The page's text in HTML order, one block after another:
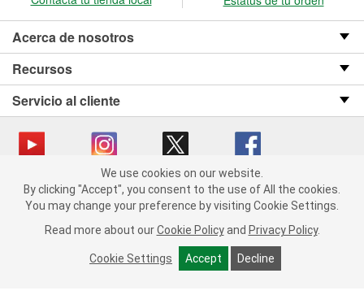
We use cookies on our website. By clicking "Accept", you consent
to the use of All the cookies.
You may change your preference by visiting Cookie Settings.
Read more about our Cookie Policy and Privacy Policy.
Cookie Settings Accept Decline
Acerca de nosotros
Recursos
Servicio al cliente
Copyright © 2008-2026 O’Reilly Auto Parts v OST_3.2.0.0.729 (3) cv1361
catalog_main
Política de privacidad
Ley de transparencia en las cadenas de suministro
We use cookies on our website.
By clicking "Accept", you consent to the use of All the cookies.
You may change your preference by visiting Cookie Settings.
Read more about our Cookie Policy and Privacy Policy.
Cookie Settings Accept Decline